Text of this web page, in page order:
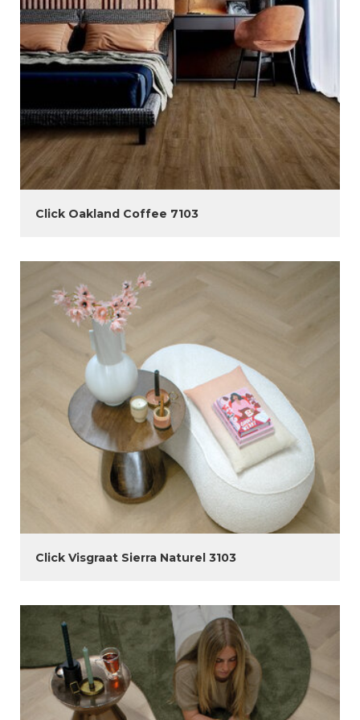
Click Oakland Coffee 7103
Click Visgraat Sierra Naturel 3103